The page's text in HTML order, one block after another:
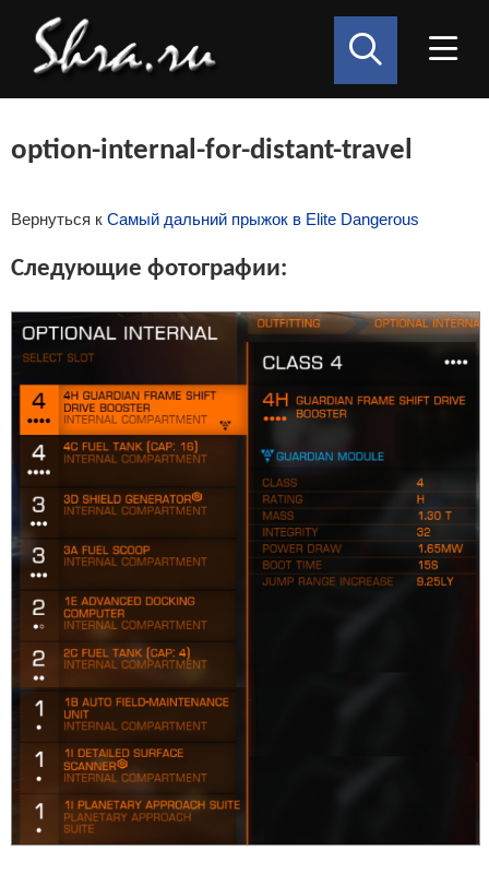
option-internal-for-distant-travel
Вернуться к Самый дальний прыжок в Elite Dangerous
Следующие фотографии: